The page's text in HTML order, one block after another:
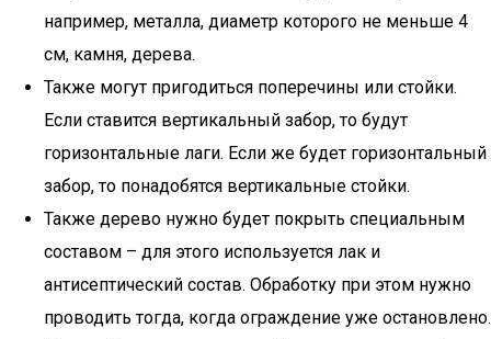
например, металла, диаметр которого не меньше 4
см, камня, дерева.
Также могут пригодиться поперечины или стойки.
Если ставится вертикальный забор, то будут
горизонтальные лаги. Если же будет горизонтальный
забор, то понадобятся вертикальные стойки.
Также дерево нужно будет покрыть специальным
составом – для этого используется лак и
антисептический состав. Обработку при этом нужно
проводить тогда, когда ограждение уже остановлено.